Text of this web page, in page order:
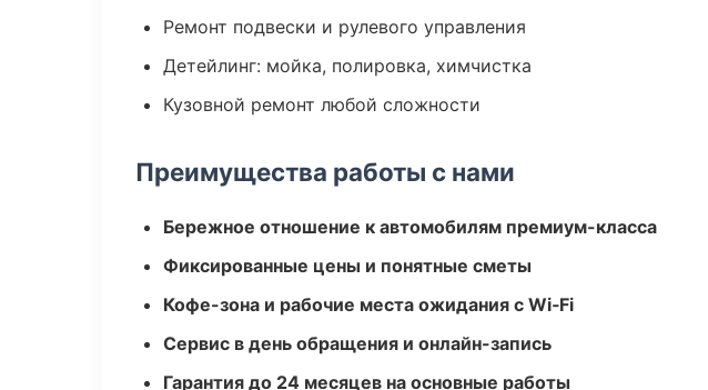
Ремонт подвески и рулевого управления
Детейлинг: мойка, полировка, химчистка
Кузовной ремонт любой сложности
Преимущества работы с нами
Бережное отношение к автомобилям премиум-класса
Фиксированные цены и понятные сметы
Кофе-зона и рабочие места ожидания с Wi‑Fi
Сервис в день обращения и онлайн-запись
Гарантия до 24 месяцев на основные работы